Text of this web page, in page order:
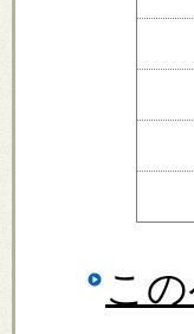
こ